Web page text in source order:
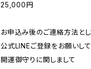
25,000円
お申込み後のご連絡方法と
公式LINEご登録をお願いし
開運御守りに関しまして